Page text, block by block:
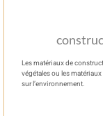
Les matériaux de
végétales ou les
sur l’environnement.